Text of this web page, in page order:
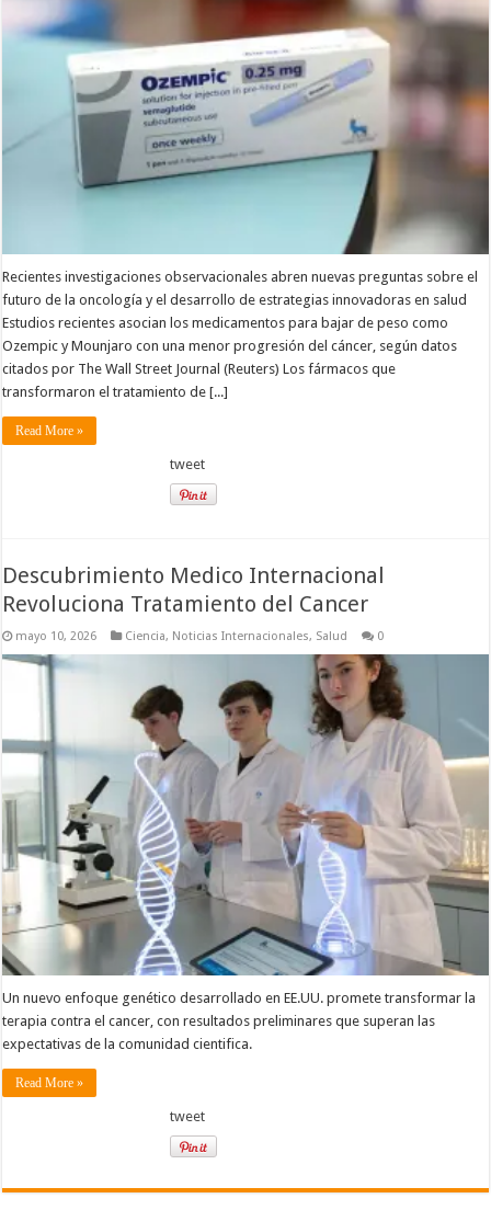
Recientes investigaciones observacionales abren nuevas preguntas sobre el
futuro de la oncología y el desarrollo de estrategias innovadoras en salud
Estudios recientes asocian los medicamentos para bajar de peso como
Ozempic y Mounjaro con una menor progresión del cáncer, según datos
citados por The Wall Street Journal (Reuters) Los fármacos que
transformaron el tratamiento de [...]
Read More »
tweet
Descubrimiento Medico Internacional
Revoluciona Tratamiento del Cancer
mayo 10, 2026 Ciencia, Noticias Internacionales, Salud 0
Un nuevo enfoque genético desarrollado en EE.UU. promete transformar la
terapia contra el cancer, con resultados preliminares que superan las
expectativas de la comunidad cientifica.
Read More »
tweet